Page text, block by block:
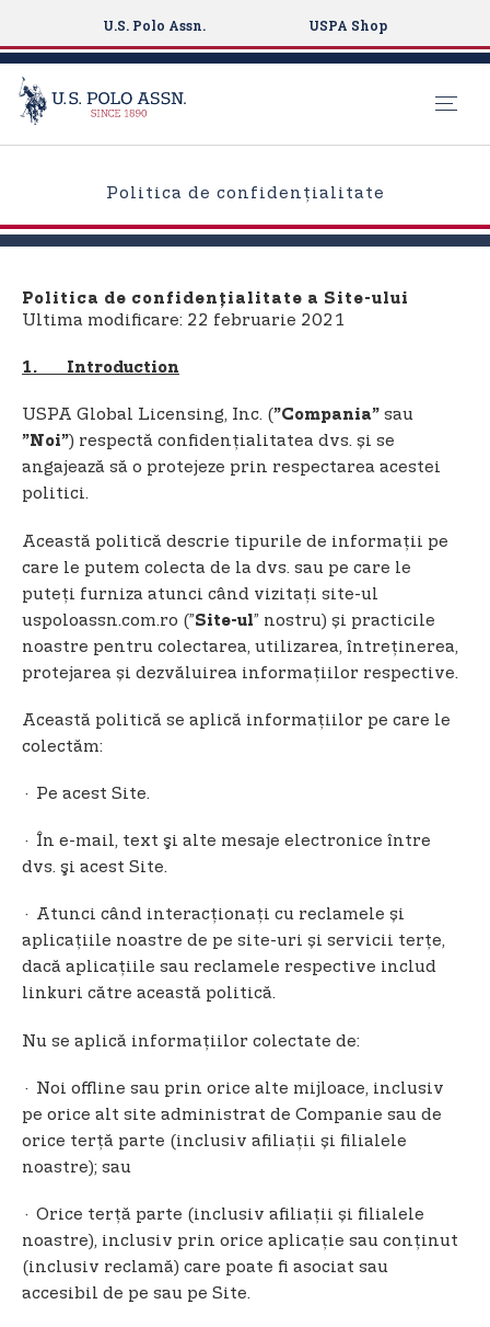
p
U.S. Polo Assn. USPA Shop
Politica de confidențialitate
Politica de confidențialitate a Site-ului
Ultima modificare: 22 februarie 2021
1. Introduction
USPA Global Licensing, Inc. (”Compania” sau
”Noi”) respectă confidențialitatea dvs. și se
angajează să o protejeze prin respectarea acestei
politici.
Această politică descrie tipurile de informații pe
care le putem colecta de la dvs. sau pe care le
puteți furniza atunci când vizitați site-ul
uspoloassn.com.ro (”Site-ul” nostru) și practicile
noastre pentru colectarea, utilizarea, întreținerea,
protejarea și dezvăluirea informațiilor respective.
Această politică se aplică informațiilor pe care le
colectăm:
· Pe acest Site.
· În e-mail, text şi alte mesaje electronice între
dvs. şi acest Site.
· Atunci când interacționați cu reclamele și
aplicațiile noastre de pe site-uri și servicii terțe,
dacă aplicaţiile sau reclamele respective includ
linkuri către această politică.
Nu se aplică informațiilor colectate de:
· Noi offline sau prin orice alte mijloace, inclusiv
pe orice alt site administrat de Companie sau de
orice terță parte (inclusiv afiliații și filialele
noastre); sau
· Orice terță parte (inclusiv afiliații și filialele
noastre), inclusiv prin orice aplicație sau conținut
(inclusiv reclamă) care poate fi asociat sau
accesibil de pe sau pe Site.